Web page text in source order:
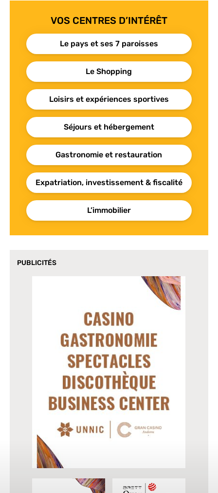
VOS CENTRES D’INTÉRÊT
Le pays et ses 7 paroisses
Le Shopping
Loisirs et expériences sportives
Séjours et hébergement
Gastronomie et restauration
Expatriation, investissement & fiscalité
L’immobilier
PUBLICITÉS